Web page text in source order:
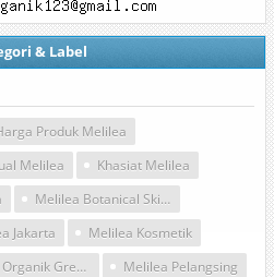
& Label
Produk Melilea
Melilea
Khasiat Melilea
Melilea Botanical Skin Care
Jakarta
Melilea Kosmetik
Melilea Organik Green Field
Melilea Pelangsing